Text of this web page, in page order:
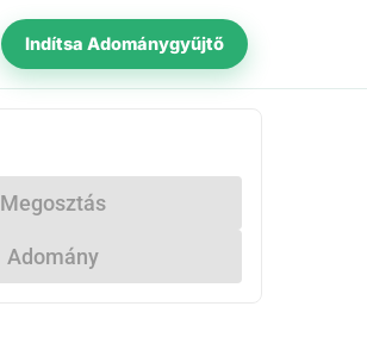
Indítsa Adománygyűjtő
Megosztás
Adomány